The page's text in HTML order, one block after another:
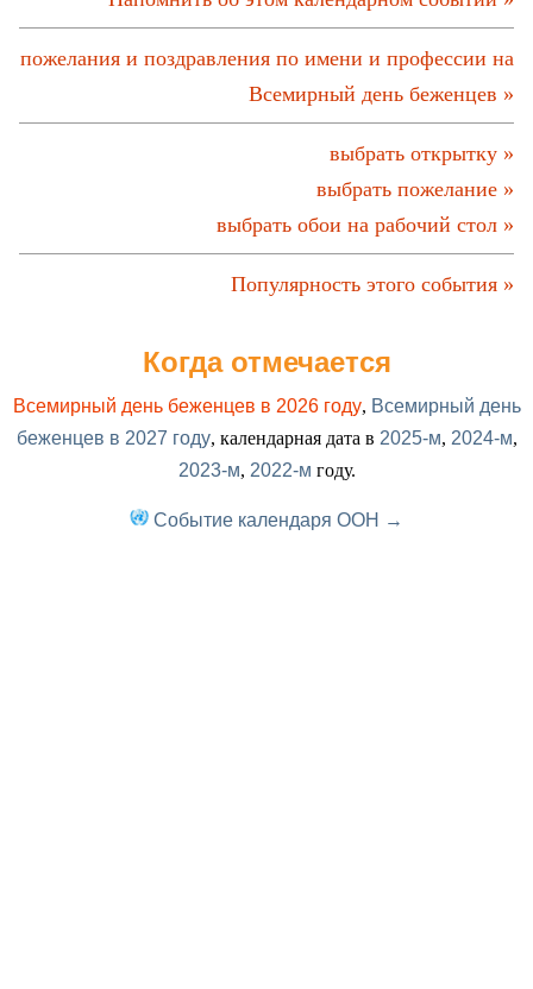
пожелания и поздравления по имени и профессии на
Всемирный день беженцев »
выбрать открытку »
выбрать пожелание »
выбрать обои на рабочий стол »
Популярность этого события »
Когда отмечается
Всемирный день беженцев в 2026 году, Всемирный день
беженцев в 2027 году, календарная дата в 2025-м, 2024-м,
2023-м, 2022-м году.
Событие календаря ООН →